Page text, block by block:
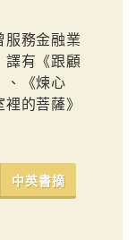
服務金融業
譯有《跟顧
、《煉心
的菩薩》
中英書摘